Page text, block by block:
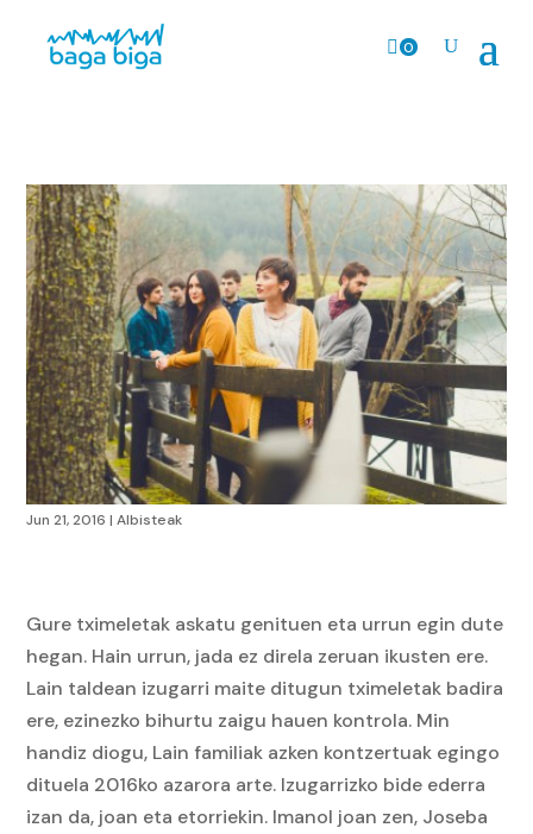
0
Jun 21, 2016 |Albisteak
Gure tximeletak askatu genituen eta urrun egin dute
hegan. Hain urrun, jada ez direla zeruan ikusten ere.
Lain taldean izugarri maite ditugun tximeletak badira
ere, ezinezko bihurtu zaigu hauen kontrola. Min
handiz diogu, Lain familiak azken kontzertuak egingo
dituela 2016ko azarora arte. Izugarrizko bide ederra
izan da, joan eta etorriekin. Imanol joan zen, Joseba